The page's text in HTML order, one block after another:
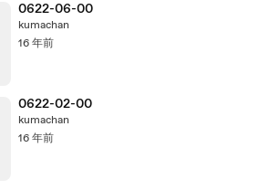
0622-06-00
kumachan
16 年前
0622-02-00
kumachan
16 年前